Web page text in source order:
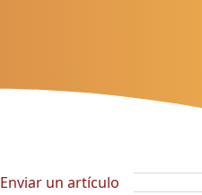
Enviar un artículo